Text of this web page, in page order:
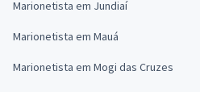
Marionetista em Jundiaí
Marionetista em Mauá
Marionetista em Mogi das Cruzes